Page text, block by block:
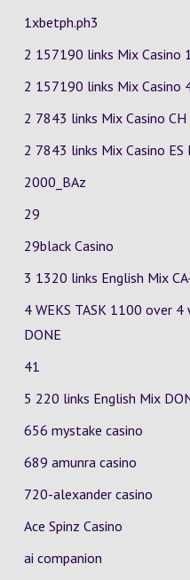
1xbetph.ph3
2 157190 links Mix Casino
2 157190 links Mix Casino
2 7843 links Mix Casino CH
2 7843 links Mix Casino ES
2000_BAz
29
29black Casino
3 1320 links English Mix
4 WEKS TASK 1100 over 4
DONE
41
5 220 links English Mix
656 mystake casino
689 amunra casino
720-alexander casino
Ace Spinz Casino
ai companion